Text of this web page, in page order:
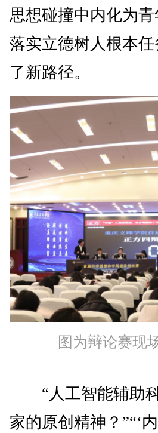
思想碰撞中内化为
落实立德树人根本
了新路径。
图为辩论赛现
“人工智能辅助科
家的原创精神？”“‘